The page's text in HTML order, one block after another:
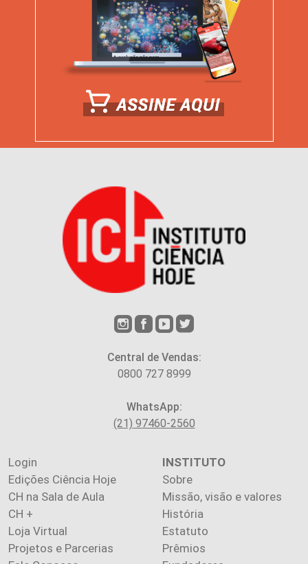
Central de Vendas:
0800 727 8999
WhatsApp:
(21) 97460-2560
Login
Edições Ciência Hoje
CH na Sala de Aula
CH +
Loja Virtual
Projetos e Parcerias
INSTITUTO
Sobre
Missão, visão e valores
História
Estatuto
Prêmios